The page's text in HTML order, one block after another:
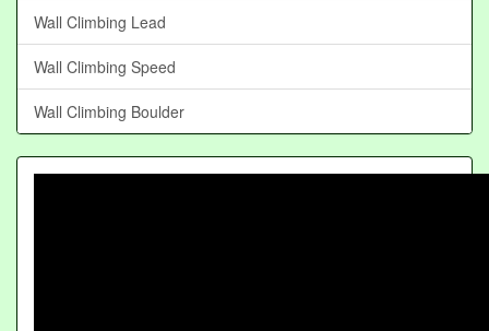
Wall Climbing Lead
Wall Climbing Speed
Wall Climbing Boulder